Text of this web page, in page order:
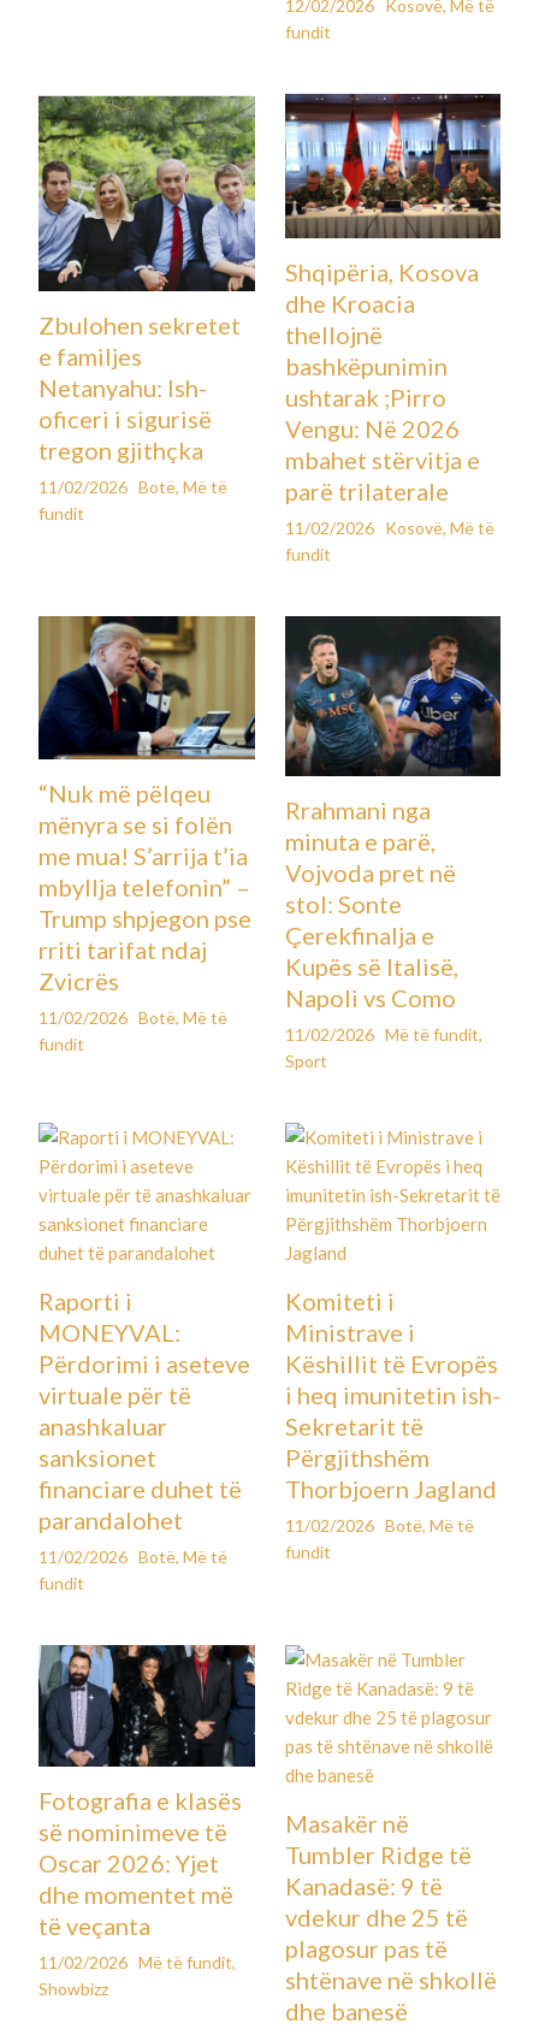
12/02/2026 Kosovë, Më të
fundit
Zbulohen sekretet
e familjes
Netanyahu: Ish-
oficeri i sigurisë
tregon gjithçka
11/02/2026 Botë,Më të
fundit
Shqipëria, Kosova
dhe Kroacia
thellojnë
bashkëpunimin
ushtarak ;Pirro
Vengu: Në 2026
mbahet stërvitja e
parë trilaterale
11/02/2026 Kosovë, Më të
fundit
“Nuk më pëlqeu
mënyra se si folën
me mua! S’arrija t’ia
mbyllja telefonin” –
Trump shpjegon pse
rriti tarifat ndaj
Zvicrës
11/02/2026 Botë,Më të
fundit
Rrahmani nga
minuta e parë,
Vojvoda pret në
stol: Sonte
Çerekfinalja e
Kupës së Italisë,
Napoli vs Como
11/02/2026 Më të fundit,
Sport
Raporti i
MONEYVAL:
Përdorimi i aseteve
virtuale për të
anashkaluar
sanksionet
financiare duhet të
parandalohet
11/02/2026 Botë,Më të
fundit
Komiteti i
Ministrave i
Këshillit të Evropës
i heq imunitetin ish-
Sekretarit të
Përgjithshëm
Thorbjoern Jagland
11/02/2026 Botë, Më të
fundit
Fotografia e klasës
së nominimeve të
Oscar 2026: Yjet
dhe momentet më
të veçanta
11/02/2026 Më të fundit,
Showbizz
Masakër në
Tumbler Ridge të
Kanadasë: 9 të
vdekur dhe 25 të
plagosur pas të
shtënave në shkollë
dhe banesë